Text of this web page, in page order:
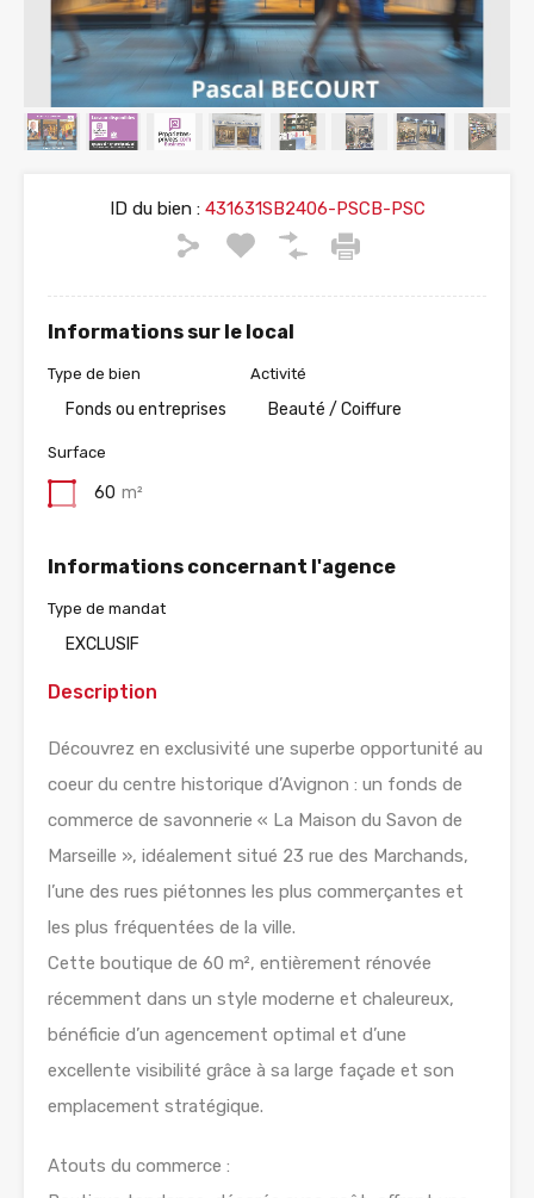
ID du bien :431631SB2406-PSCB-PSC
Informations sur le local
Type de bien
Fonds ou entreprises
Activité
Beauté / Coiffure
Surface
60 m²
Informations concernant l'agence
Type de mandat
EXCLUSIF
Description
Découvrez en exclusivité une superbe opportunité au
coeur du centre historique d’Avignon : un fonds de
commerce de savonnerie « La Maison du Savon de
Marseille », idéalement situé 23 rue des Marchands,
l’une des rues piétonnes les plus commerçantes et
les plus fréquentées de la ville.
Cette boutique de 60 m², entièrement rénovée
récemment dans un style moderne et chaleureux,
bénéficie d’un agencement optimal et d’une
excellente visibilité grâce à sa large façade et son
emplacement stratégique.
Atouts du commerce :